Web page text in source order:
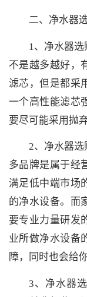
二、净水器
1、净水器
不是越多越好，
滤芯，但是都采
一个高性能滤芯
要尽可能采用抛
2、净水器
多品牌是属于经
满足低中端市场
的净水设备。而
要专业力量研发
业所做净水设备
障，同时也会给
3、净水器